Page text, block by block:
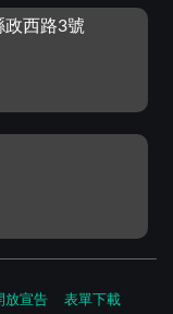
政西路3號
放宣告 表單下載